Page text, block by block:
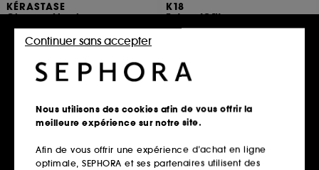
KÉRASTASE
Chroma Absolu
Shampoing Bain Chroma Respect
590
Prix d'origine : 34,00€ -25%
Ajouter au panier
K18
Future IQ™
Sérum biomimétique capillaire longévité et anti-chute
138,89€
Ajouter au panier
Nous utilisons des cookies afin de vous offrir la
meilleure expérience sur notre site.
Afin de vous offrir une expérience d’achat en ligne
optimale, SEPHORA et ses partenaires utilisent des
Continuer sans accepter